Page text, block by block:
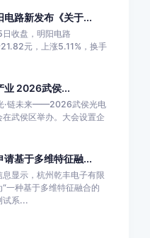
电路新发布《关于...
收盘，明阳电路
元，上涨5.11%，换手
业 2026武侯...
·链未来——2026武侯光电
在武侯区举办。大会设置企
请基于多维特征融...
显示，杭州乾丰电子有限
一种基于多维特征融合的
试系...